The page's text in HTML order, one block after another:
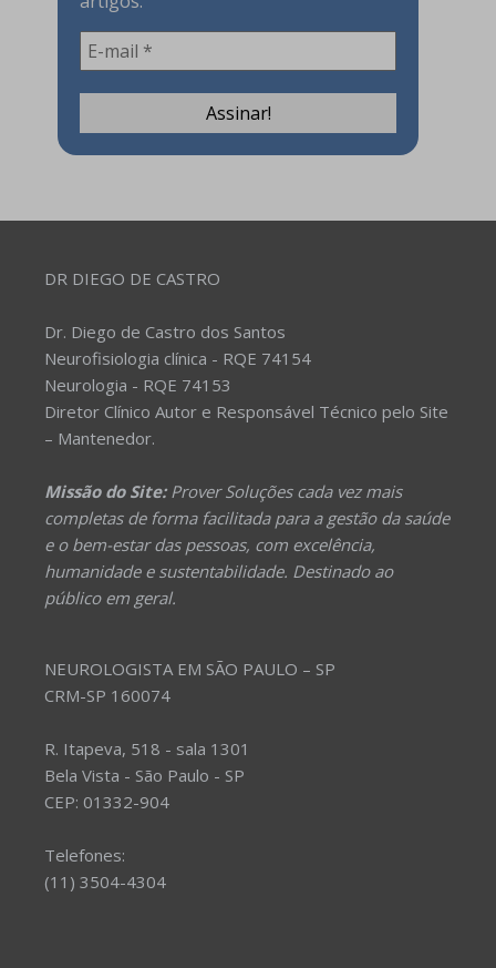
DR DIEGO DE CASTRO
Dr. Diego de Castro dos Santos
Neurofisiologia clínica - RQE 74154
Neurologia - RQE 74153
Diretor Clínico Autor e Responsável Técnico pelo Site
– Mantenedor.
Missão do Site:Prover Soluções cada vez mais
completas de forma facilitada para a gestão da saúde
e o bem-estar das pessoas, com excelência,
humanidade e sustentabilidade. Destinado ao
público em geral.
NEUROLOGISTA EM SÃO PAULO – SP
CRM-SP 160074
R. Itapeva, 518 - sala 1301
Bela Vista - São Paulo - SP
CEP: 01332-904
Telefones:
(11) 3504-4304